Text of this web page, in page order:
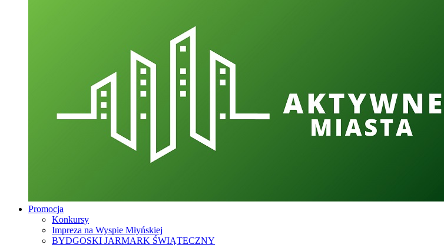
Promocja
Konkursy
Impreza na Wyspie Młyńskiej
BYDGOSKI JARMARK ŚWIĄTECZNY